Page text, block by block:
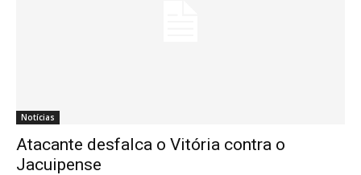
Notícias
Atacante desfalca o Vitória contra o
Jacuipense